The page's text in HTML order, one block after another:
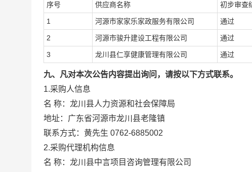
序号 供应商名称 初步审查
1 河源市家家乐家政服务有限公司 通过
2 河源市骏升建设工程有限公司 通过
3 龙川县仁享健康管理有限公司 通过
九、凡对本次公告内容提出询问，请按以下方式联系。
1.采购人信息
名 称：龙川县人力资源和社会保障局
地址：广东省河源市龙川县老隆镇
联系方式：黄先生 0762-6885002
2.采购代理机构信息
名 称：龙川县中言项目咨询管理有